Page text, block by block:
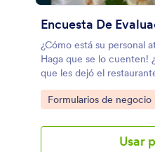
Encuesta De
¿Cómo está su personal
Haga que se lo cuenten!
que les dejó el
le den su opinión! Esta
en la industria de hoteles
Go to Category:
Formularios de negocio
Usar